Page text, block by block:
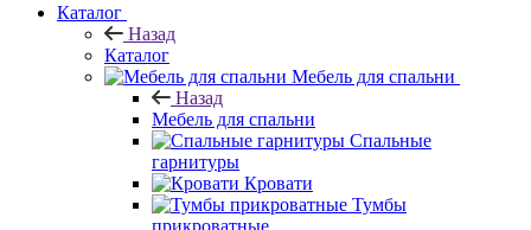
Каталог
Назад
Каталог
Мебель для спальни
Назад
Мебель для спальни
Спальные
гарнитуры
Кровати
Тумбы
прикроватные